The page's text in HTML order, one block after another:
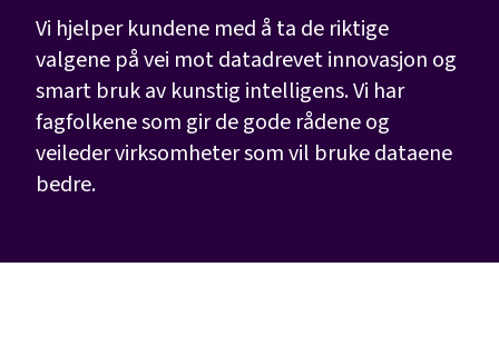
Vi hjelper kundene med å ta de riktige
valgene på vei mot datadrevet innovasjon og
smart bruk av kunstig intelligens. Vi har
fagfolkene som gir de gode rådene og
veileder virksomheter som vil bruke dataene
bedre.